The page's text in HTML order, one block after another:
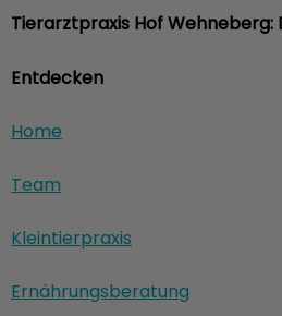
Entdecken
Home
Team
Kleintierpraxis
Ernährungsberatung
Tierarztpraxis Hof Wehneberg: